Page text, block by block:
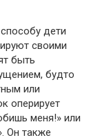
дети
своими
быть
будто
или
оперирует
меня!» или
Он также